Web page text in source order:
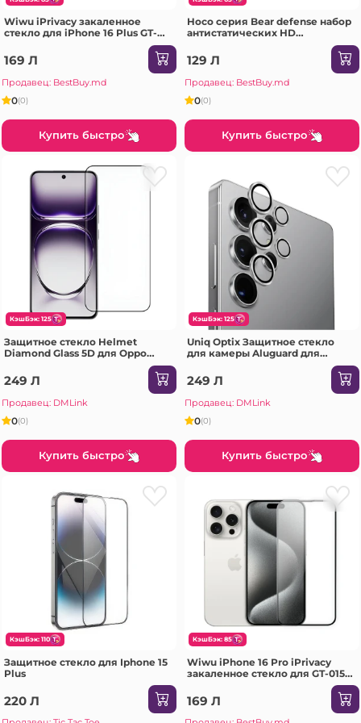
Wiwu iPrivacy закаленное
стекло для iPhone 16 Plus GT-
стекло
169 Л
Продавец: BestBuy.md
0(0)
Купить быстро
Hoco серия Bear defense набор
антистатических HD
экран iPhone 16e / iPhone 14 /
iPhone 13 / iPhone 13 Pro(G777)
черное Защитное стекло
129 Л
Продавец: BestBuy.md
0(0)
Купить быстро
КэшБэк: 125
Защитное стекло Helmet
Diamond Glass 5D для Oppo
249 Л
Продавец: DMLink
0(0)
Купить быстро
КэшБэк: 125
Uniq Optix Защитное стекло
для камеры Aluguard для
Samsung S25 Ultra, серебристое
249 Л
Продавец: DMLink
0(0)
Купить быстро
КэшБэк: 110
Защитное стекло для Iphone 15
Plus
220 Л
КэшБэк: 85
Wiwu iPhone 16 Pro iPrivacy
закаленное стекло для GT-015
(10 шт./упаковка) прозрачное
черное Защитное стекло
169 Л